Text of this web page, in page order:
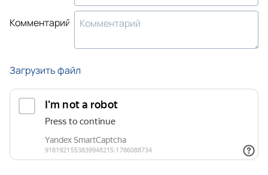
Комментарий
Загрузить файл